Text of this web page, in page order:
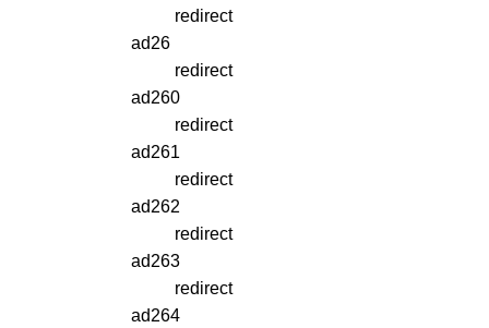
redirect
ad26
redirect
ad260
redirect
ad261
redirect
ad262
redirect
ad263
redirect
ad264